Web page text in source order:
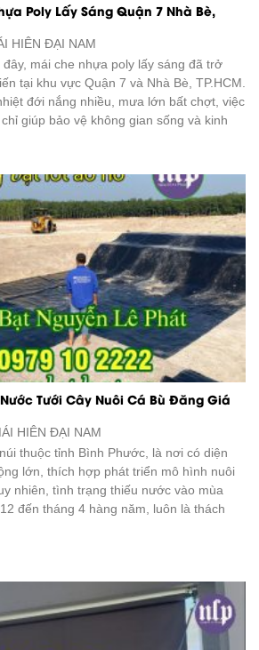
Poly Lấy Sáng Quận 7 Nhà Bè,
HIÊN ĐẠI NAM
mái che nhựa poly lấy sáng đã trở
tại khu vực Quận 7 và Nhà Bè, TP.HCM.
đới nắng nhiều, mưa lớn bất chợt, việc
giúp bảo vệ không gian sống và kinh
Tưới Cây Nuôi Cá Bù Đăng Giá
HIÊN ĐẠI NAM
thuộc tỉnh Bình Phước, là nơi có diện
lớn, thích hợp phát triển mô hình nuôi
nhiên, tình trạng thiếu nước vào mùa
đến tháng 4 hàng năm, luôn là thách